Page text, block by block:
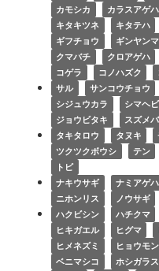
カモシカ
カラスアゲハ
キタキツネ
キタテハ
ギフチョウ
ギンヤンマ
クマバチ
クロアゲハ
コゲラ
コノハズク
サル
サンコウチョウ
シジュウカラ
シマヘビ
ジョウビタキ
スズメ
タキタロウ
タヌキ
ツクツクボウシ
テン
トビ
ナキウサギ
ナミアゲハ
ニホンリス
ノウサギ
ハクビシン
ハチクマ
ヒキガエル
ヒグマ
ヒメネズミ
ヒョウモ
ベニマシコ
ホシガラス